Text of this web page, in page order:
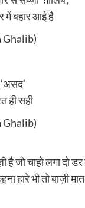
में बहार आई है
Ghalib)
ही सही
Ghalib)
है जो चाहो लगा दो
हारे भी तो बाज़ी